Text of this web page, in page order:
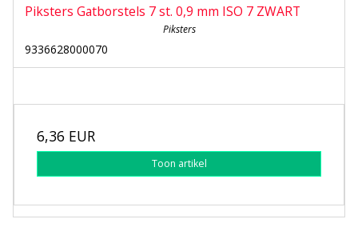
Piksters Gatborstels 7 st. 0,9 mm ISO 7 ZWART
Piksters
9336628000070
6,36 EUR
Toon artikel